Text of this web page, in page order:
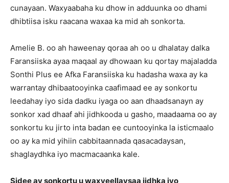
cunayaan. Waxyaabaha ku dhow in adduunka oo dhami
dhibtiisa isku raacana waxaa ka mid ah sonkorta.
Amelie B. oo ah haweenay qoraa ah oo u dhalatay dalka
Faransiiska ayaa maqaal ay dhowaan ku qortay majaladda
Sonthi Plus ee Afka Faransiiska ku hadasha waxa ay ka
warrantay dhibaatooyinka caafimaad ee ay sonkortu
leedahay iyo sida dadku iyaga oo aan dhaadsanayn ay
sonkor xad dhaaf ahi jidhkooda u gasho, maadaama oo ay
sonkortu ku jirto inta badan ee cuntooyinka la isticmaalo
oo ay ka mid yihiin cabbitaannada qasacadaysan,
shaglaydhka iyo macmacaanka kale.
Sidee ay sonkortu u waxyeellaysaa jidhka iyo